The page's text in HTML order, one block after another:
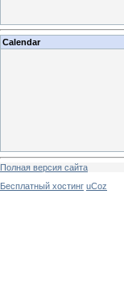
Calendar
Полная версия сайта
Бесплатный хостинг uCoz